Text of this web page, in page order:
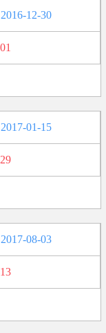
2016-12-30
2017-01-15
2017-08-03